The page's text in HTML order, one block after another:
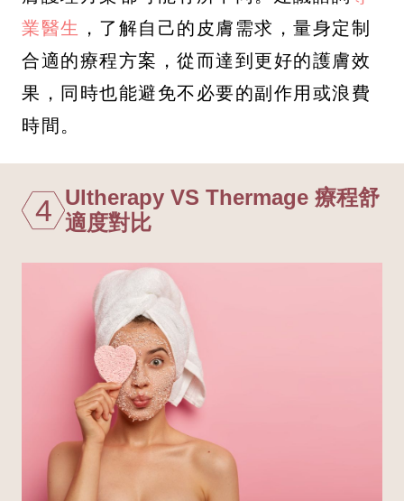
業醫生 ，了解自己的皮膚需求，量身定制
合適的療程方案，從而達到更好的護膚效
果，同時也能避免不必要的副作用或浪費
時間。
4 Ultherapy VS Thermage 療程舒
適度對比